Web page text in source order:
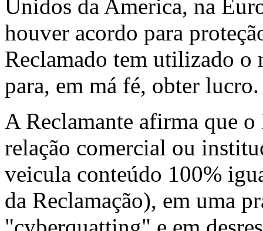
Unidos da America, na
houver acordo para
Reclamado tem utilizado o
para, em má fé, obter lucro.
A Reclamante afirma que
relação comercial ou
veicula conteúdo 100%
da Reclamação), em uma